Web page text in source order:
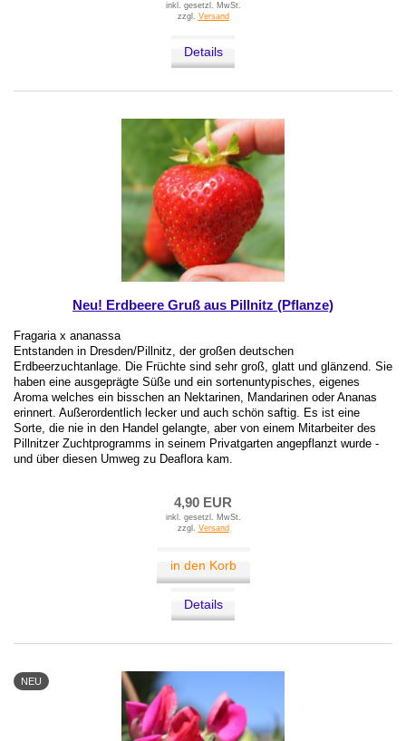
inkl. gesetzl. MwSt.
zzgl. Versand
Details
Neu! Erdbeere Gruß aus Pillnitz (Pflanze)
Fragaria x ananassa
Entstanden in Dresden/Pillnitz, der großen deutschen
Erdbeerzuchtanlage. Die Früchte sind sehr groß, glatt und glänzend. Sie
haben eine ausgeprägte Süße und ein sortenuntypisches, eigenes
Aroma welches ein bisschen an Nektarinen, Mandarinen oder Ananas
erinnert. Außerordentlich lecker und auch schön saftig. Es ist eine
Sorte, die nie in den Handel gelangte, aber von einem Mitarbeiter des
Pillnitzer Zuchtprogramms in seinem Privatgarten angepflanzt wurde -
und über diesen Umweg zu Deaflora kam.
4,90 EUR
inkl. gesetzl. MwSt.
zzgl. Versand
in den Korb
Details
NEU